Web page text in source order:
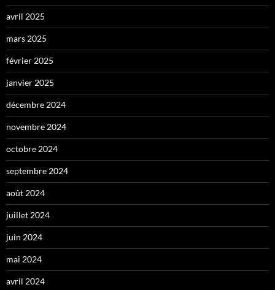
avril 2025
mars 2025
février 2025
janvier 2025
décembre 2024
novembre 2024
octobre 2024
septembre 2024
août 2024
juillet 2024
juin 2024
mai 2024
avril 2024